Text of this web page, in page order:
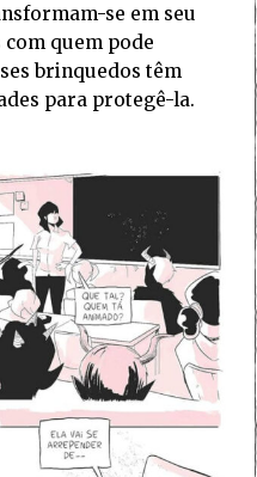
se em seu
quem pode
brinquedos têm
para protegê-la.